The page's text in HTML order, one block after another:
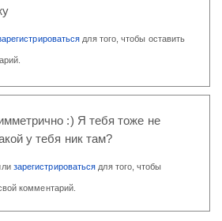
для того, чтобы оставить
:) Я тебя тоже не
у тебя ник там?
зарегистрироваться для того, чтобы
комментарий.